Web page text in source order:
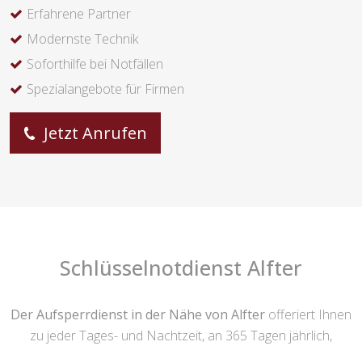
Erfahrene Partner
Modernste Technik
Soforthilfe bei Notfällen
Spezialangebote für Firmen
Jetzt Anrufen
Schlüsselnotdienst Alfter
Der Aufsperrdienst in der Nähe von Alfter offeriert Ihnen
zu jeder Tages- und Nachtzeit, an 365 Tagen jährlich,